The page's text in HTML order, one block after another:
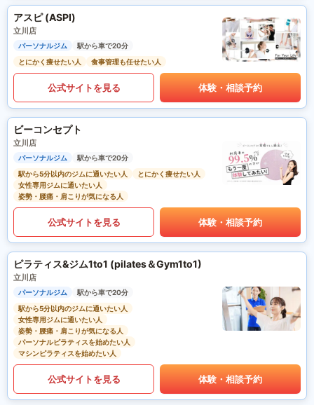
アスピ (ASPI)
立川店
パーソナルジム
駅から車で20分
とにかく痩せたい人
食事管理も任せたい人
公式サイトを見る 体験・相談予約
ビーコンセプト
立川店
パーソナルジム
駅から車で20分
駅から5分以内のジムに通いたい人
とにかく痩せたい人
女性専用ジムに通いたい人
姿勢・腰痛・肩こりが気になる人
公式サイトを見る 体験・相談予約
ピラティス&ジム1to1 (pilates＆Gym1to1)
立川店
パーソナルジム
駅から車で20分
駅から5分以内のジムに通いたい人
女性専用ジムに通いたい人
姿勢・腰痛・肩こりが気になる人
パーソナルピラティスを始めたい人
マシンピラティスを始めたい人
公式サイトを見る 体験・相談予約